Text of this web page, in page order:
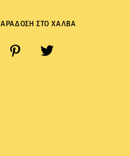
ΣΤΟ ΧΑΛΒΑ